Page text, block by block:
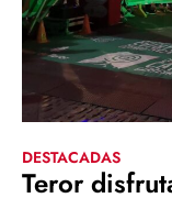
DESTACADAS
Teror